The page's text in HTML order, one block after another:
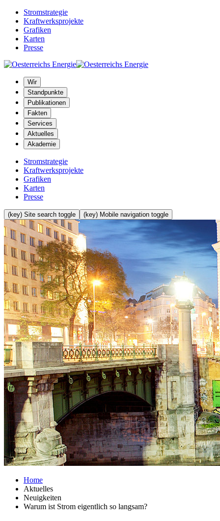
Stromstrategie
Kraftwerksprojekte
Grafiken
Karten
Presse
Wir
Standpunkte
Publikationen
Fakten
Services
Aktuelles
Akademie
Stromstrategie
Kraftwerksprojekte
Grafiken
Karten
Presse
(key) Site search toggle (key) Mobile navigation toggle
Home
Aktuelles
Neuigkeiten
Warum ist Strom eigentlich so langsam?